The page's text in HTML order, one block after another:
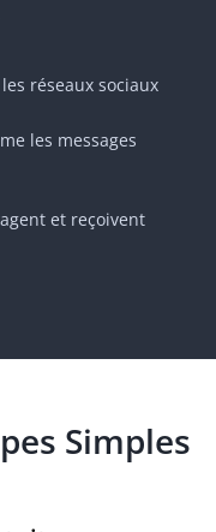
réseaux sociaux
les messages
et reçoivent
Simples